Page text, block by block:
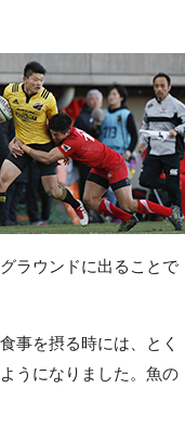
ラウンドに出ることで
事を摂る時には、とく
うになりました。魚の